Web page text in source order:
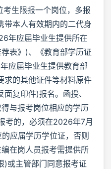
生限报一个岗位，多报
本人有效期内的二代身
年应届毕业生提供所在
表》)、《教育部学历证
应届毕业生提供教育部
求的其他证件等材料原件
复印件)报名。函授、
与报考岗位相应的学历
考的，必须在2026年7月
应届学历学位证，否则
在岗人员报考需提供所
)或主管部门同意报考证